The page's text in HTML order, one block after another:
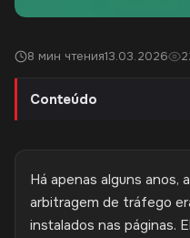
8 мин чтения13.03.2026
Conteúdo
Há apenas alguns anos,
arbitragem de tráfego
instalados nas páginas.